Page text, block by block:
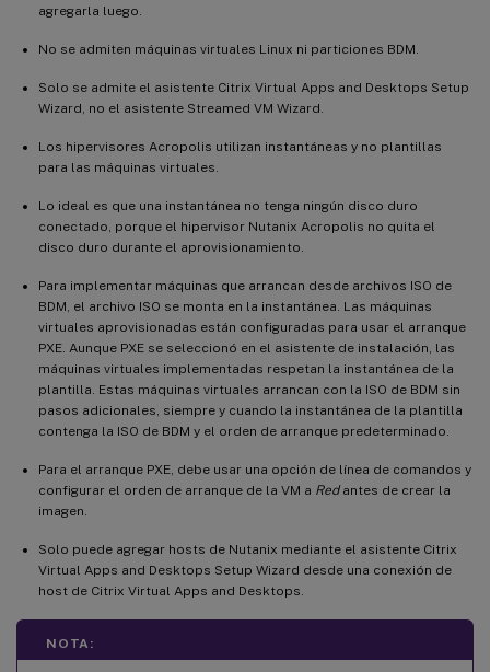
agregarla luego.
No se admiten máquinas virtuales Linux ni particiones BDM.
Solo se admite el asistente Citrix Virtual Apps and Desktops Setup
Wizard, no el asistente Streamed VM Wizard.
Los hipervisores Acropolis utilizan instantáneas y no plantillas
para las máquinas virtuales.
Lo ideal es que una instantánea no tenga ningún disco duro
conectado, porque el hipervisor Nutanix Acropolis no quita el
disco duro durante el aprovisionamiento.
Para implementar máquinas que arrancan desde archivos ISO de
BDM, el archivo ISO se monta en la instantánea. Las máquinas
virtuales aprovisionadas están configuradas para usar el arranque
PXE. Aunque PXE se seleccionó en el asistente de instalación, las
máquinas virtuales implementadas respetan la instantánea de la
plantilla. Estas máquinas virtuales arrancan con la ISO de BDM sin
pasos adicionales, siempre y cuando la instantánea de la plantilla
contenga la ISO de BDM y el orden de arranque predeterminado.
Para el arranque PXE, debe usar una opción de línea de comandos y
configurar el orden de arranque de la VM a Redantes de crear la
imagen.
Solo puede agregar hosts de Nutanix mediante el asistente Citrix
Virtual Apps and Desktops Setup Wizard desde una conexión de
host de Citrix Virtual Apps and Desktops.
NOTA: